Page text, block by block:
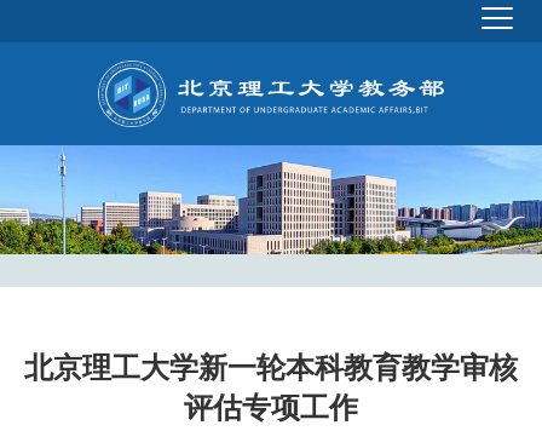
北京理工大学新一轮本科教育教学审核
评估专项工作